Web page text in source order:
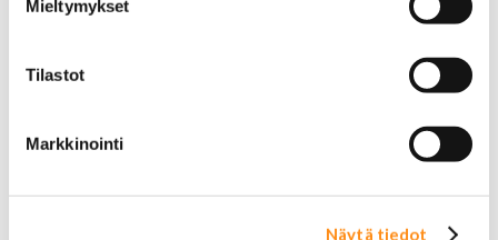
Mieltymykset
Tilastot
Markkinointi
Näytä tiedot
Jeep